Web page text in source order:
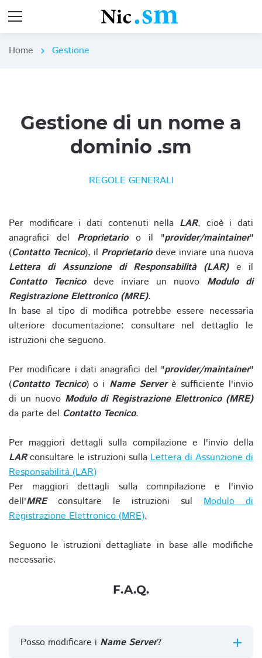
Home chevron_right Gestione
Gestione di un nome a
dominio .sm
REGOLE GENERALI
Per modificare i dati contenuti nella LAR, cioè i dati
anagrafici del Proprietarioo il "provider/maintainer"
(Contatto Tecnico), il Proprietariodeve inviare una nuova
Lettera di Assunzione di Responsabilità (LAR)e il
Contatto Tecnicodeve inviare un nuovo Modulo di
Registrazione Elettronico (MRE).
In base al tipo di modifica potrebbe essere necessaria
ulteriore documentazione: consultare nel dettaglio le
istruzioni che seguono.
Per modificare i dati anagrafici del "provider/maintainer"
(Contatto Tecnico) o i Name Serverè sufficiente l'invio
di un nuovo Modulo di Registrazione Elettronico (MRE)
da parte del Contatto Tecnico.
Per maggiori dettagli sulla compilazione e l'invio della
LARconsultare le istruzioni sullaLettera di Assunzione di
Responsabilità (LAR)
Per maggiori dettagli sulla comnpilazione e l'invio
dell'MREconsultare le istruzioni sul Modulo di
Registrazione Elettronico (MRE).
Seguono le istruzioni dettagliate in base alle modifiche
necessarie.
F.A.Q.
Posso modificare i Name Server?